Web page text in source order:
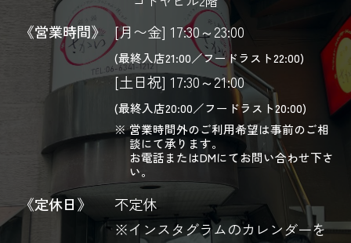
《営業時間》 [月〜金] 17:30～23:00
(最終入店21:00／フードラスト22:00)
[土日祝] 17:30～21:00
(最終入店20:00／フードラスト20:00)
営業時間外のご利用希望は事前のご相
談にて承ります。
お電話またはDMにてお問い合わせ下さ
い。
《定休日》
不定休
※インスタグラムのカレンダーを